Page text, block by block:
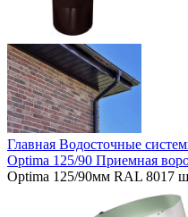
Главная Водосточные
Optima 125/90 Приемная
Optima 125/90мм RAL 8017